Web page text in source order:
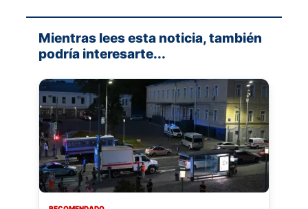
Mientras lees esta noticia, también
podría interesarte...